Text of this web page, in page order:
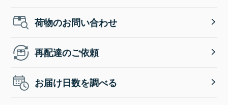
荷物のお問い合わせ
再配達のご依頼
お届け日数を調べる